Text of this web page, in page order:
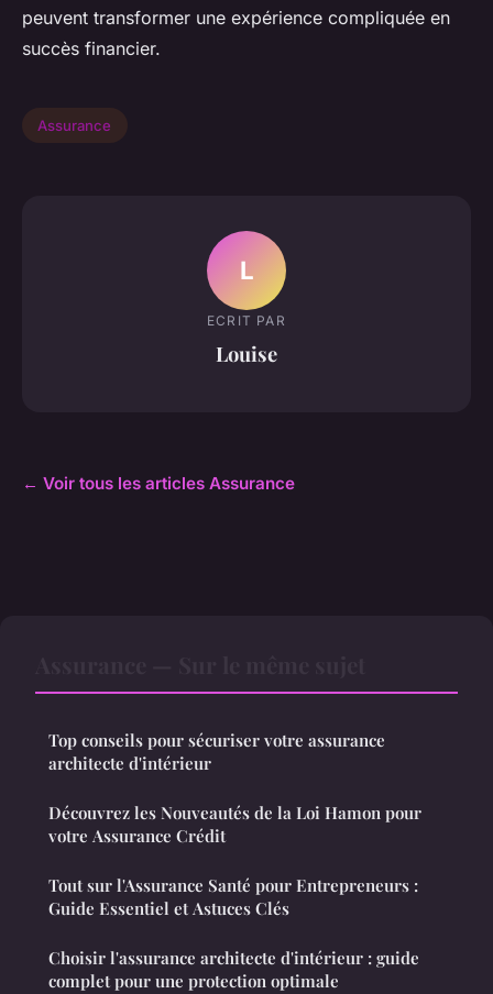
peuvent transformer une expérience compliquée en
succès financier.
Assurance
L
ECRIT PAR
Louise
← Voir tous les articles Assurance
Top conseils pour sécuriser votre assurance
architecte d'intérieur
Découvrez les Nouveautés de la Loi Hamon pour
votre Assurance Crédit
Tout sur l'Assurance Santé pour Entrepreneurs :
Guide Essentiel et Astuces Clés
Choisir l'assurance architecte d'intérieur : guide
complet pour une protection optimale